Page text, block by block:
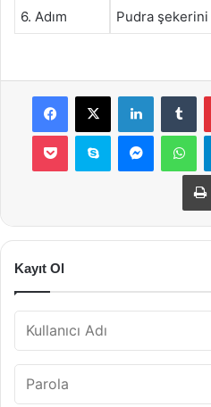
6. Adım Pudra şekerini
Facebook
X LinkedIn
Pocket Skype
Kayıt Ol